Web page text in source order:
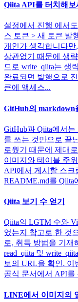
Qiita API를 터치해보
설정에서 진행 에서
스 토큰 > 새 토큰 발
개인가 생각합니다만
상관없기 때문에 생
므로 write_qiita는 생
완료되면 발행으로
큰에 액세스...
GitHub의 markdown
GitHub과 Qiita에서
를 쓰는 것만으로 끝
로웠기 때문에 제대
이미지와 테이블 주
API에서 게시할 스크
README.md를 Qiita
Qiita 보기 수 얻기
Qiita의 LGTM 수와
었는지 참고로 한 것
로, 취득 방법을 기재
read_qiita 및
보의 URL을 확인. 이
공식 문서에서 API를
LINE에서 이미지의